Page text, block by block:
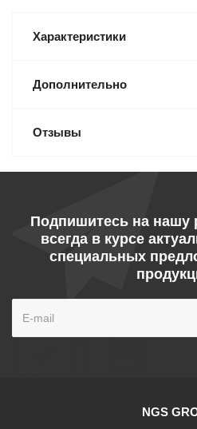
Характеристики
Дополнительно
Отзывы
Подпишитесь на нашу
всегда в курсе
специальных
NGS